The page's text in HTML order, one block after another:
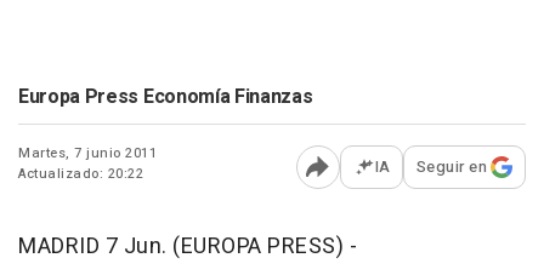
Europa Press Economía Finanzas
Martes, 7 junio 2011
Actualizado: 20:22
Abrir opciones para
IA Seguir en
MADRID 7 Jun. (EUROPA PRESS) -